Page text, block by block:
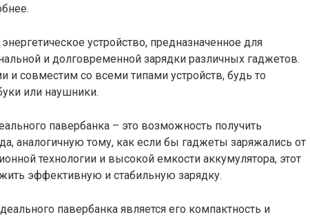
устройство, предназначенное для
и долговременной зарядки различных гаджетов.
и совместим со всеми типами устройств, будь то
или наушники.
павербанка – это возможность получить
аналогичную тому, как если бы гаджеты заряжались от
технологии и высокой емкости аккумулятора, этот
эффективную и стабильную зарядку.
павербанка является его компактность и